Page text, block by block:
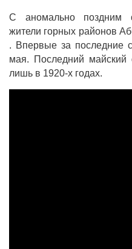
С аномально поздним
жители горных районов
. Впервые за последние
мая. Последний майский
лишь в 1920-х годах.